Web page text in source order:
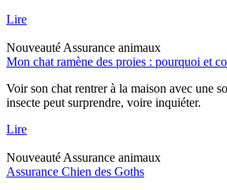
Lire
Nouveauté Assurance animaux
Mon chat ramène des proies : pourquoi et
Voir son chat rentrer à la maison avec une
insecte peut surprendre, voire inquiéter.
Lire
Nouveauté Assurance animaux
Assurance Chien des Goths